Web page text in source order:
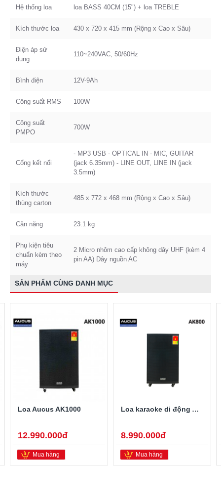
Hệ thống loa loa BASS 40CM (15") + loa TREBLE
Kích thước loa 430 x 720 x 415 mm (Rộng x Cao x Sâu)
Điện áp sử
dụng
110~240VAC, 50/60Hz
Bình điện 12V-9Ah
Công suất RMS 100W
Công suất
PMPO
700W
Cổng kết nối
- MP3 USB - OPTICAL IN - MIC, GUITAR
(jack 6.35mm) - LINE OUT, LINE IN (jack
3.5mm)
Kích thước
thùng carton
485 x 772 x 468 mm (Rộng x Cao x Sâu)
Cân nặng 23.1 kg
Phụ kiện tiêu
chuẩn kèm theo
máy
2 Micro nhôm cao cấp không dây UHF (kèm 4
pin AA) Dây nguồn AC
SẢN PHẨM CÙNG DANH MỤC
Loa Aucus AK1000
12.990.000đ
Mua hàng
Loa karaoke di động AUCUS AK800
8.990.000đ
Mua hàng